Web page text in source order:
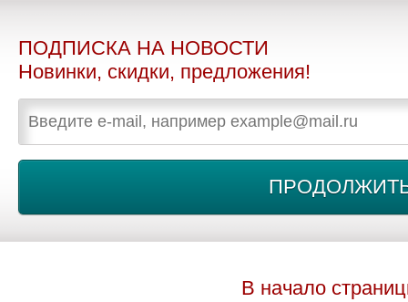
ПОДПИСКА НА НОВОСТИ
Новинки, скидки, предложения!
В начало